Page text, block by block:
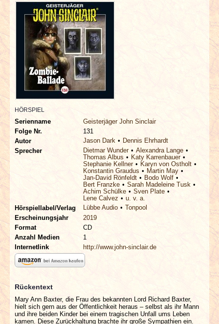
BERICHTE
VERLOSUNGEN
INTERVIEWS
SPECIALS
REDAKTION
LINKS
HÖRSPIEL
Serienname
Geisterjäger John Sinclair
Folge Nr.
131
Autor
Jason Dark
Dennis Ehrhardt
Sprecher
Dietmar Wunder
Alexandra Lange
Thomas Albus
Katy Karrenbauer
Stephanie Kellner
Karyn von Ostholt
Konstantin Graudus
Martin May
Jan-David Rönfeldt
Bodo Wolf
Bert Franzke
Sarah Madeleine Tusk
Achim Schülke
Sven Plate
Lene Calvez
u. v. a.
Hörspiellabel/Verlag
Lübbe Audio
Tonpool
Erscheinungsjahr
2019
Format
CD
Anzahl Medien
1
Internetlink
http://www.john-sinclair.de
Rückentext
Mary Ann Baxter, die Frau des bekannten Lord Richard Baxter,
hielt sich gern aus der Öffentlichkeit heraus – selbst als ihr Mann
und ihre beiden Kinder bei einem tragischen Unfall ums Leben
kamen. Diese Zurückhaltung brachte ihr große Sympathien ein.